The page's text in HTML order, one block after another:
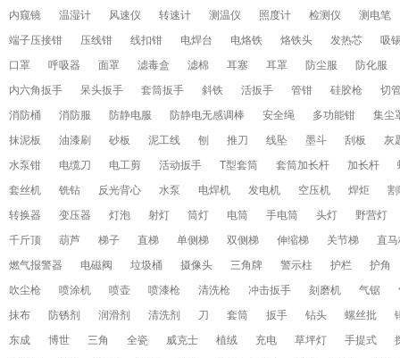
内窥镜
温湿计 风速仪 转速计 测温仪 照度计 检测仪
测电笔
端子压接钳
压线钳 线扣钳 电焊台 电烙铁 烙铁头 发热芯
吸
口罩
呼吸器 面罩 滤毒盒 滤棉 耳塞 耳罩 防尘服
防化服
内六角扳手
呆头扳手 套筒扳手 斜铁 活扳手 管钳 硅胶枪
切
消防桶
消防服 防静电服 防静电无感调棒 安全绳 多功能钳
集尘
抹泥板
油漆刷 砂板 泥工线 刨 推刀 线坠 墨斗 刮板
灰
水泵钳
电缆刀 电工剪 活动扳手 T型套筒 套筒加长杆 加长杆
套丝机
铣钻 反光背心 水泵 电焊机 发电机 空压机 焊炬
转换器
变压器 灯泡 射灯 筒灯 电筒 手电筒 头灯
野营灯
千斤顶
葫芦 梯子 直梯 单侧梯 双侧梯 伸缩梯 关节梯
直
燃气报警器
电磁阀 垃圾桶 摄像头 三角牌 警示柱 护栏
护角
吹尘枪
喷涂机 喷壶 喷漆枪 清洗枪 冲击扳手 刻磨机 气锯
抹布
防锈剂 润滑剂 清洗剂 刀 套筒 扳手 钻头 螺丝批
东成
博世 三角 全瓷 威克士 植绒 充电 草坪灯 手提式